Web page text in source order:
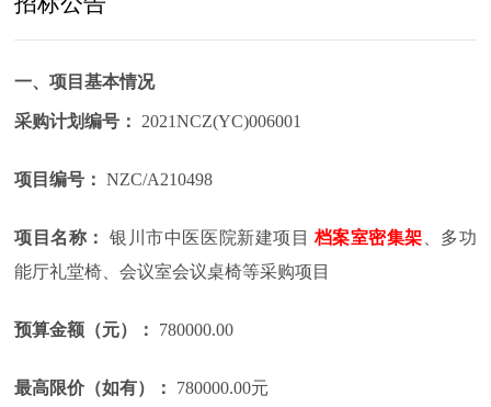
一、项目基本情况
采购计划编号： 2021NCZ(YC)006001
项目编号： NZC/A210498
项目名称： 银川市中医医院新建项目档案室密集架 、多功
能厅礼堂椅、会议室会议桌椅等采购项目
预算金额（元）： 780000.00
最高限价（如有）： 780000.00元